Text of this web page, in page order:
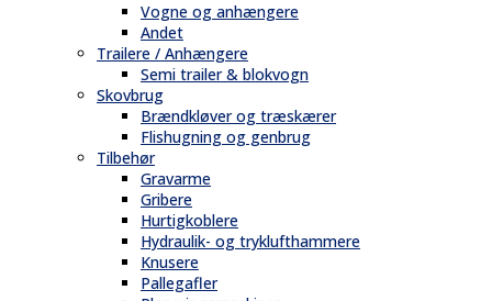
Vogne og anhængere
Andet
Trailere / Anhængere
Semi trailer & blokvogn
Skovbrug
Brændkløver og træskærer
Flishugning og genbrug
Tilbehør
Gravarme
Gribere
Hurtigkoblere
Hydraulik- og tryklufthammere
Knusere
Pallegafler